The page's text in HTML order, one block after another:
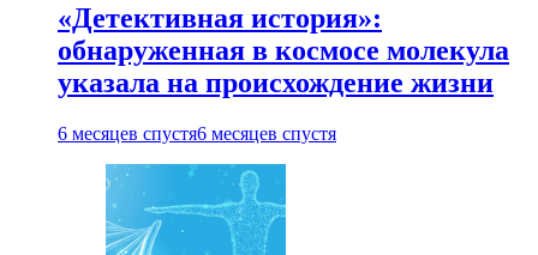
«Детективная история»:
обнаруженная в космосе молекула
указала на происхождение жизни
6 месяцев спустя6 месяцев спустя